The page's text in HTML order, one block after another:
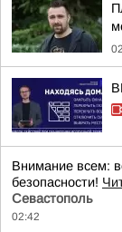
Внимание всем:
безопасности!
Севастополь
02:42